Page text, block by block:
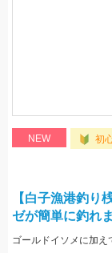
NEW 初
【白子漁港釣り
ゼが簡単に釣れ
ゴールドイソメに加